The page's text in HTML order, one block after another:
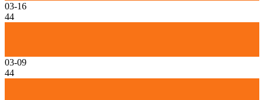
03-16
44
03-09
44